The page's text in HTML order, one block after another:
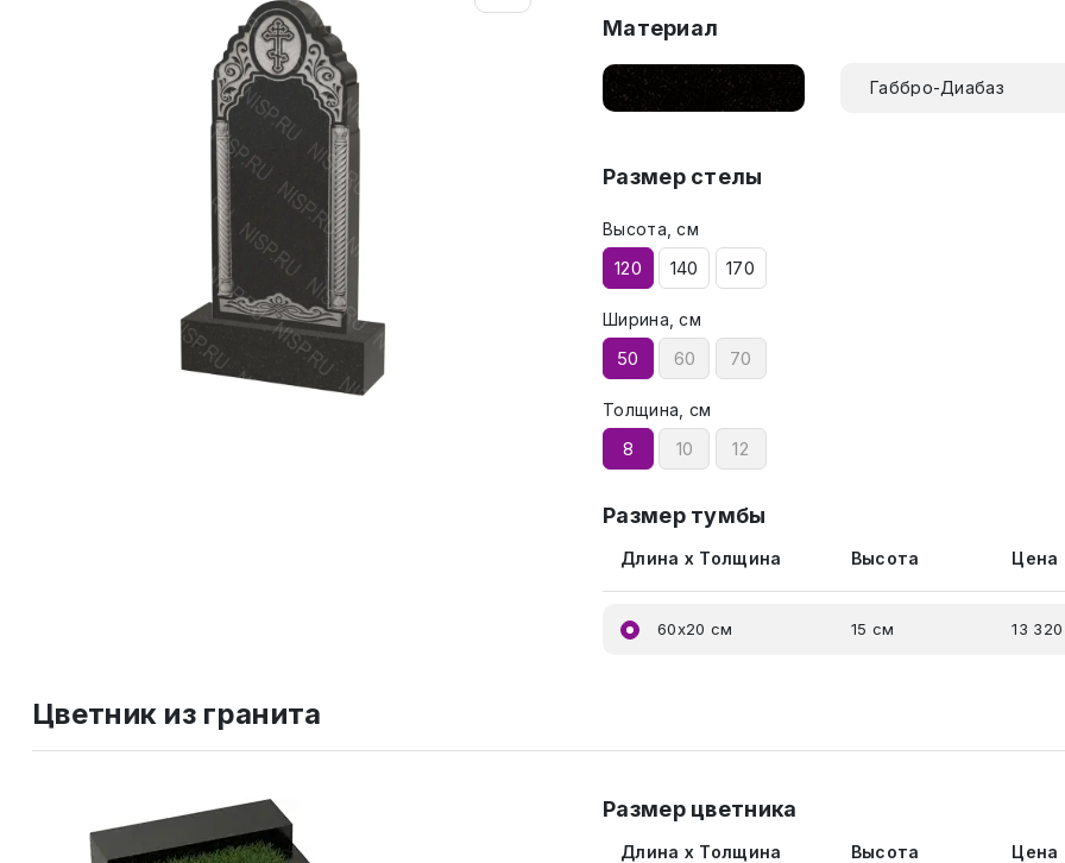
Материал
Габбро-Диабаз
Размер стелы
Высота, см
120 140 170
Ширина, см
50 60 70
Толщина, см
8 10 12
Размер тумбы
Длина x Толщина Высота Цена
60x20 см 15 см 13
Цветник из гранита
Размер цветника
Длина x Толщина Высота Цена